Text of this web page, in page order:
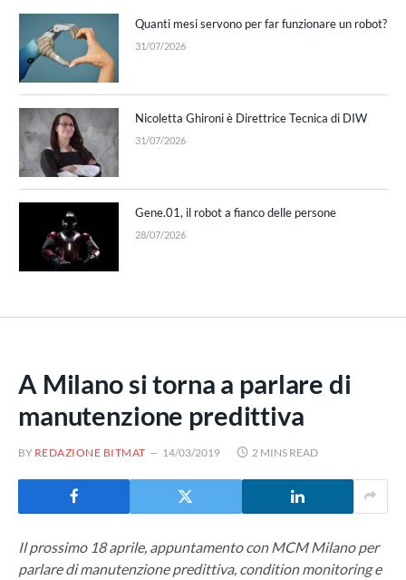
Quanti mesi servono per far funzionare un robot?
31/07/2026
Nicoletta Ghironi è Direttrice Tecnica di DIW
31/07/2026
Gene.01, il robot a fianco delle persone
28/07/2026
A Milano si torna a parlare di
manutenzione predittiva
BY REDAZIONE BITMAT 14/03/2019 2 MINS READ
Il prossimo 18 aprile, appuntamento con MCM Milano per
parlare di manutenzione predittiva, condition monitoring e